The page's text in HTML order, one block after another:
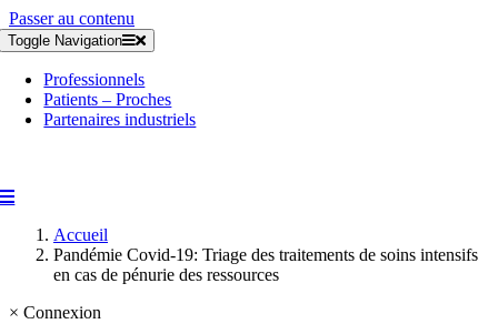
Passer au contenu
Toggle Navigation
Professionnels
Patients – Proches
Partenaires industriels
Accueil
Pandémie Covid-19: Triage des traitements de soins intensifs
en cas de pénurie des ressources
× Connexion